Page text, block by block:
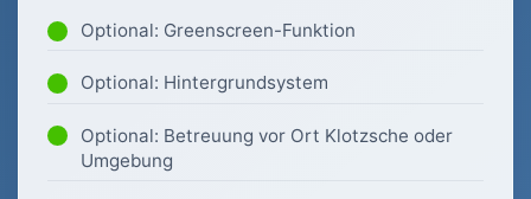
Optional: Greenscreen-Funktion
Optional: Hintergrundsystem
Optional: Betreuung vor Ort Klotzsche oder
Umgebung